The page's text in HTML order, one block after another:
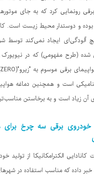
رونمایی کرد که به جای
بوده و دوستدار محیط زیست است.
شده (طرح مفهومی) که در
است و همچنین دماغه
آن زیاد است و به برخاستن
خودروی برقی سه چرخ
کانادایی الکترامکانیکا از تولید
خبر داده که مناسب استفاده در